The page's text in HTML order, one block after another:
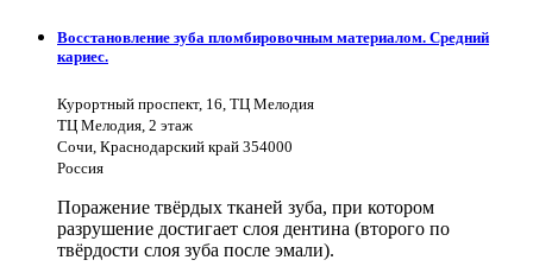
Восстановление зуба пломбировочным материалом. Средний
кариес.
Курортный проспект, 16, ТЦ Мелодия
ТЦ Мелодия, 2 этаж
Сочи, Краснодарский край 354000
Россия
Поражение твёрдых тканей зуба, при котором
разрушение достигает слоя дентина (второго по
твёрдости слоя зуба после эмали).